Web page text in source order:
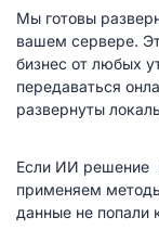
Мы готовы
вашем сервере.
бизнес от любых
передаваться
развернуты
Если ИИ решение
применяем
данные не попали